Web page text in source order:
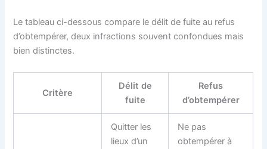
Le tableau ci-dessous compare le délit de fuite au refus
d’obtempérer, deux infractions souvent confondues mais
bien distinctes.
Critère
Délit de
fuite
Refus
d’obtempérer
Quitter les
lieux d’un
Ne pas
obtempérer à